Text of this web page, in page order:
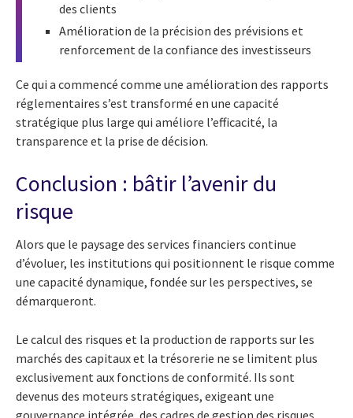
des clients
Amélioration de la précision des prévisions et
renforcement de la confiance des investisseurs
Ce qui a commencé comme une amélioration des rapports
réglementaires s’est transformé en une capacité
stratégique plus large qui améliore l’efficacité, la
transparence et la prise de décision.
Conclusion : bâtir l’avenir du
risque
Alors que le paysage des services financiers continue
d’évoluer, les institutions qui positionnent le risque comme
une capacité dynamique, fondée sur les perspectives, se
démarqueront.
Le calcul des risques et la production de rapports sur les
marchés des capitaux et la trésorerie ne se limitent plus
exclusivement aux fonctions de conformité. Ils sont
devenus des moteurs stratégiques, exigeant une
gouvernance intégrée, des cadres de gestion des risques